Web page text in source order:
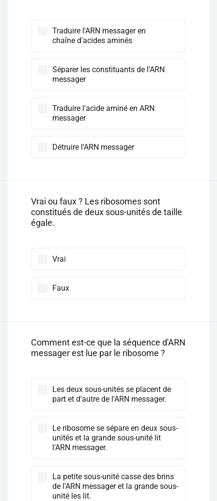
Traduire l'ARN messager en
chaîne d'acides aminés
Séparer les constituants de l'ARN
messager
Traduire l'acide aminé en ARN
messager
Détruire l'ARN messager
Vrai ou faux ? Les ribosomes sont
constitués de deux sous-unités de taille
égale.
Vrai
Faux
Comment est-ce que la séquence d'ARN
messager est lue par le ribosome ?
Les deux sous-unités se placent de
part et d'autre de l'ARN messager.
Le ribosome se sépare en deux sous-
unités et la grande sous-unité lit
l'ARN messager.
La petite sous-unité casse des brins
de l'ARN messager et la grande sous-
unité les lit.